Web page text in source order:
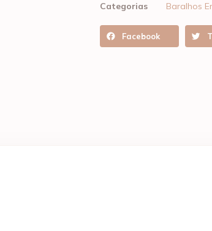
Categorias
Baralhos
Facebook